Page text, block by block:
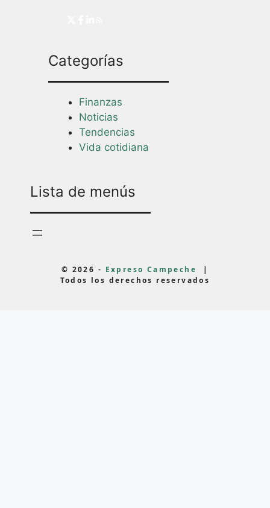
Categorías
Finanzas
Noticias
Tendencias
Vida cotidiana
Lista de menús
© 2026 - Expreso Campeche
|
Todos los derechos reservados